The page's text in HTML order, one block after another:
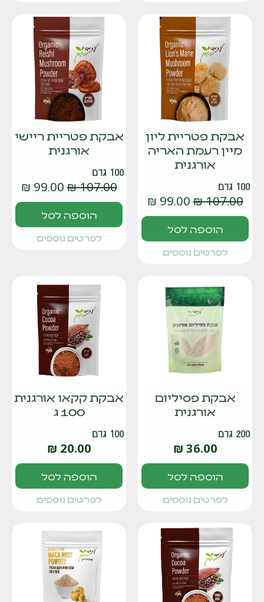
אבקת פטריית ליון
מיין רעמת האריה
אורגנית
100 גרם
107.00
₪
99.00
₪
הוספה לסל
לפרטים נוספים
אבקת פטריית ריישי
אורגנית
100 גרם
107.00
₪
99.00
₪
הוספה לסל
לפרטים נוספים
אבקת פסיליום
אורגנית
200 גרם
36.00
₪
הוספה לסל
לפרטים נוספים
אבקת קקאו אורגנית
100 ג
100 גרם
20.00
₪
הוספה לסל
לפרטים נוספים